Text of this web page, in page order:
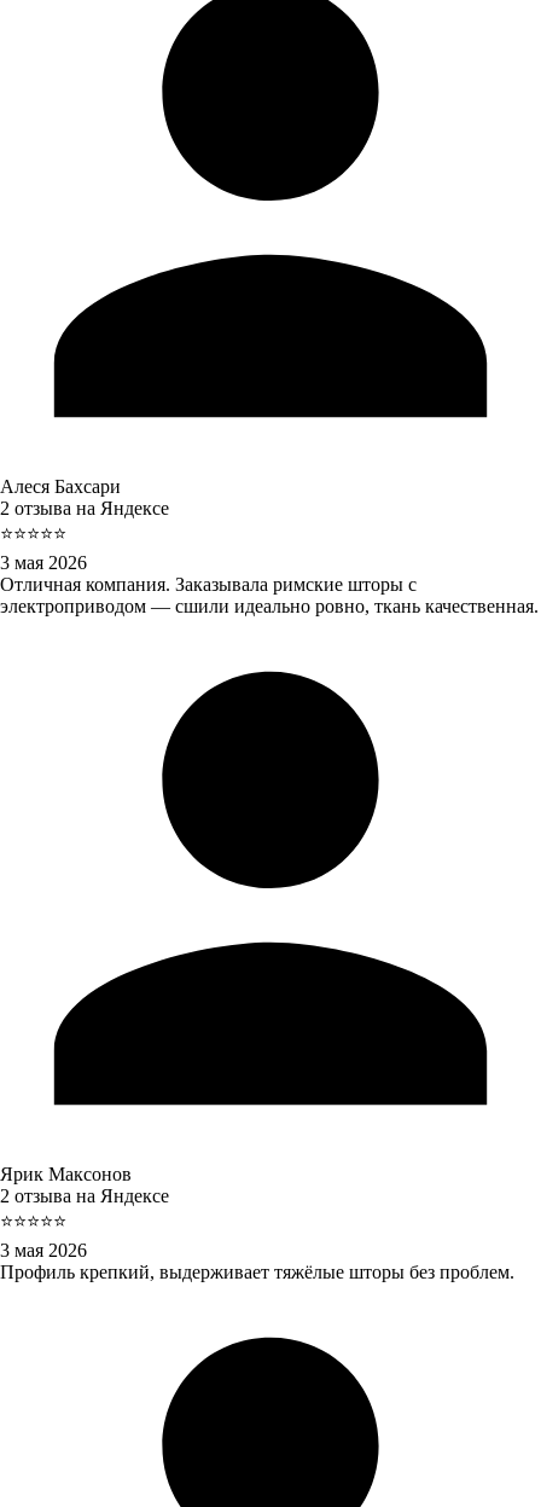
Алеся Бахсари
2 отзыва на Яндексе
⭐⭐⭐⭐⭐
3 мая 2026
Отличная компания. Заказывала римские шторы с
электроприводом — сшили идеально ровно, ткань качественная.
Ярик Максонов
2 отзыва на Яндексе
⭐⭐⭐⭐⭐
3 мая 2026
Профиль крепкий, выдерживает тяжёлые шторы без проблем.